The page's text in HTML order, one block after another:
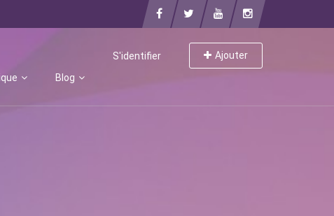
S'identifier
Ajouter
Blog